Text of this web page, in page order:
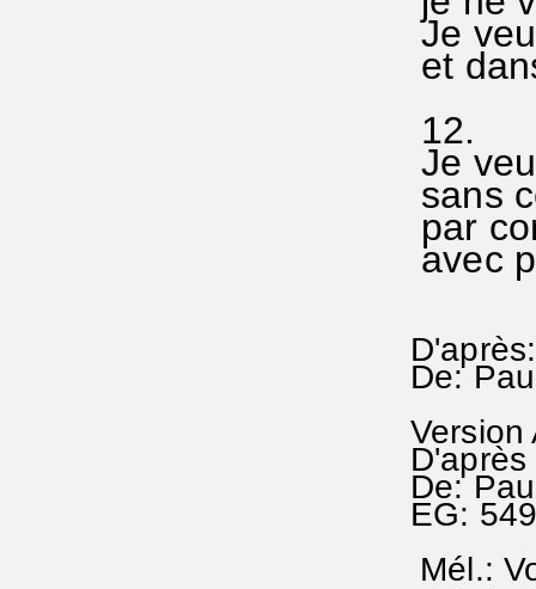
Je
et
12.
Je
sans
par
avec
De:
Version
De:
EG:
Mél.: